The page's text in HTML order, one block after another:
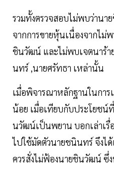
รวมทั้งตรวจสอบไม่พบว่าน
จากการขายหุ้นเนื่องจากไม่
ชินวัฒน์ และไม่พบเจตนาร้
นทร์ ,นายศรัทธา เหล่านั้น
เมื่อพิจารณาหลักฐานในกา
น้อย เมื่อเทียบกับประโยชน์
นวัฒน์เป็นพยาน บอกเล่าเรื่
ไปใช้มัดตัวนายชนินทร์ จึงไ
ควรสั่งไม่ฟ้องนายชินวัฒน์ ซึ่